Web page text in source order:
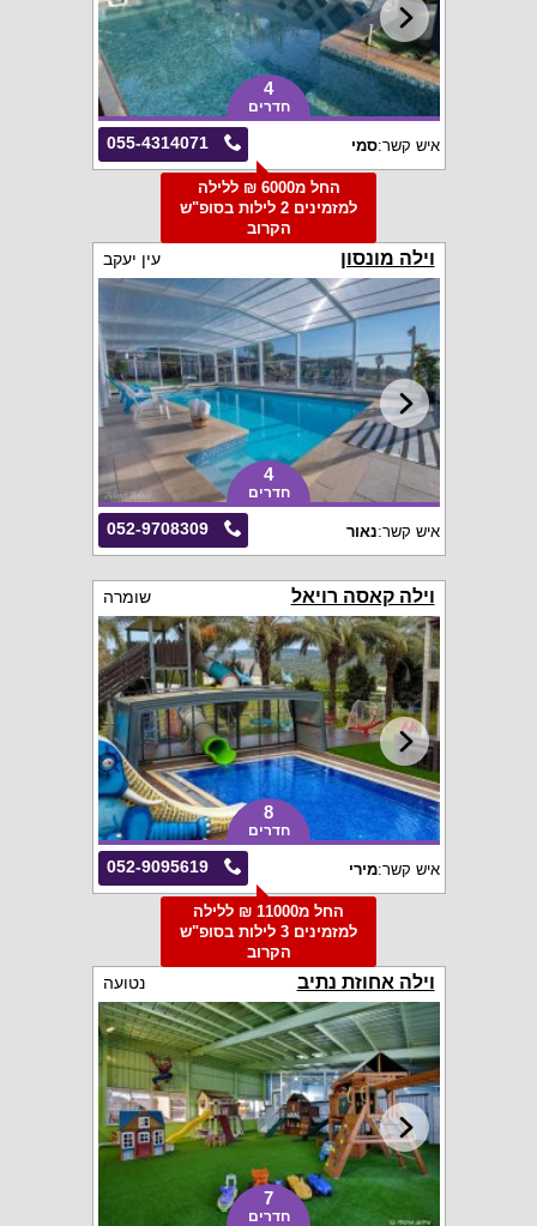
4
חדרים
055-4314071 איש קשר:סמי
החל מ6000 ₪ ללילה
למזמינים 2 לילות בסופ"ש
הקרוב
וילה מונסון עין יעקב
4
חדרים
052-9708309 איש קשר:נאור
וילה קאסה רויאל שומרה
8
חדרים
052-9095619 איש קשר:מירי
החל מ11000 ₪ ללילה
למזמינים 3 לילות בסופ"ש
הקרוב
וילה אחוזת נתיב נטועה
7
חדרים